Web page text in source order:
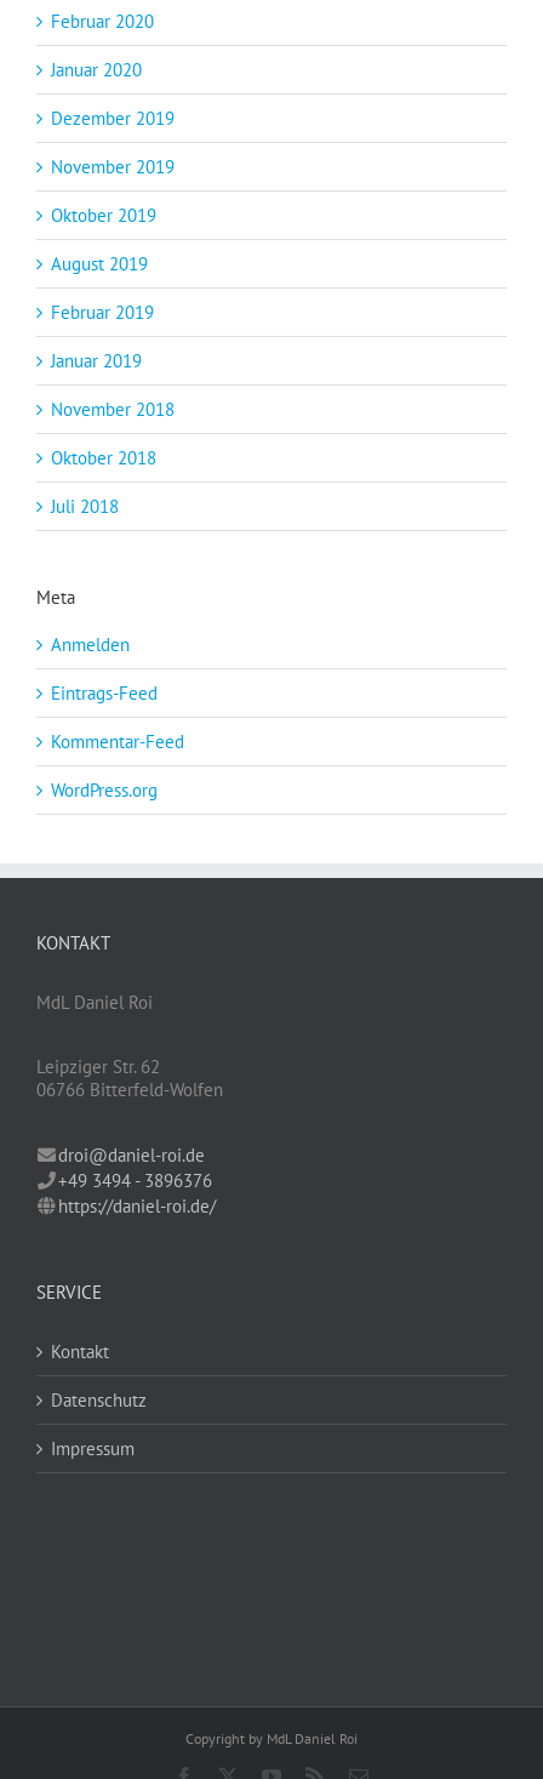
Februar 2020
Januar 2020
Dezember 2019
November 2019
Oktober 2019
August 2019
Februar 2019
Januar 2019
November 2018
Oktober 2018
Juli 2018
Meta
Anmelden
Eintrags-Feed
Kommentar-Feed
WordPress.org
KONTAKT
MdL Daniel Roi
Leipziger Str. 62
06766 Bitterfeld-Wolfen
droi@daniel-roi.de
+49 3494 - 3896376
https://daniel-roi.de/
SERVICE
Kontakt
Datenschutz
Impressum
Copyright by MdL Daniel Roi